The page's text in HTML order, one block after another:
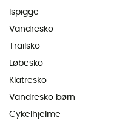
Ispigge
Vandresko
Trailsko
Løbesko
Klatresko
Vandresko børn
Cykelhjelme